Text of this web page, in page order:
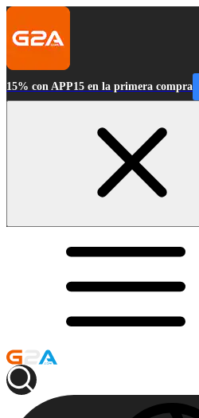
15% con APP15 en la primera compra